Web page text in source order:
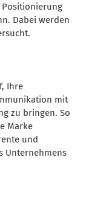
Dabei werden
Ihre
mit
zu bringen. So
Marke
und
Unternehmens